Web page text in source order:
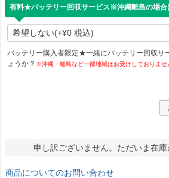
有料★バッテリー回収サービス※沖縄離島の場
バッテリー購入者限定★一緒にバッテリー回収サ
ょうか？ ※沖縄・離島など一部地域はお受けしておりませ
申し訳ございません。ただいま在庫
商品についてのお問い合わせ